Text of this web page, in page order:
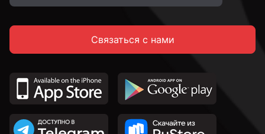
С неполной резьбой
DIN 912 с внутренним шестигранником и
цилиндрической головкой
DIN 7991 c потайной головкой и внутренним
шестигранником
Связаться с нами